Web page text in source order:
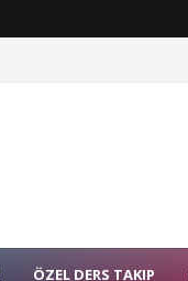
ÖZEL DERS TAKIP